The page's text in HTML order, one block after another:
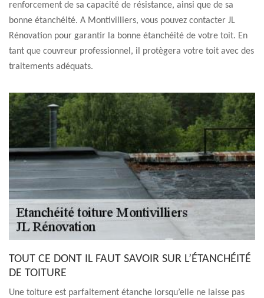
renforcement de sa capacité de résistance, ainsi que de sa
bonne étanchéité. A Montivilliers, vous pouvez contacter JL
Rénovation pour garantir la bonne étanchéité de votre toit. En
tant que couvreur professionnel, il protègera votre toit avec des
traitements adéquats.
TOUT CE DONT IL FAUT SAVOIR SUR L’ÉTANCHÉITÉ
DE TOITURE
Une toiture est parfaitement étanche lorsqu’elle ne laisse pas